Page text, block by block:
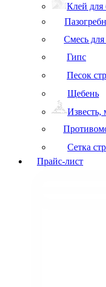
Клей для
Смесь
Гипс
Песок
Щебень
Известь,
Сетка
Прайс-лист